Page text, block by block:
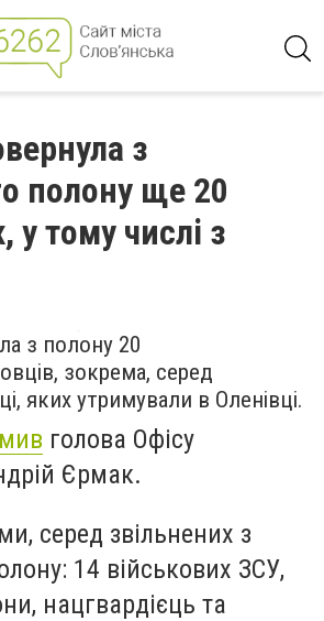
з
полону ще 20
у тому числі з
з полону 20
зокрема, серед
яких утримували в Оленівці.
голова Офісу
Єрмак.
серед звільнених з
14 військових ЗСУ,
нацгвардієць та